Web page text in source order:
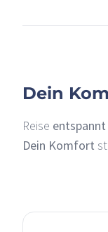
Dein
Reise
Dein Komfort